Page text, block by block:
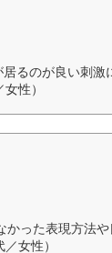
るのが良い刺激
性）
った表現方法や
女性）